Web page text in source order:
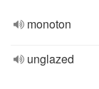
monoton
unglazed